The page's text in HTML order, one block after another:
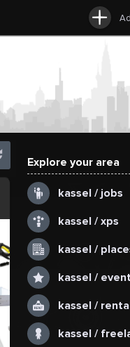
Explore your area
kassel / jobs
kassel / xps
kassel /
kassel /
kassel /
kassel /